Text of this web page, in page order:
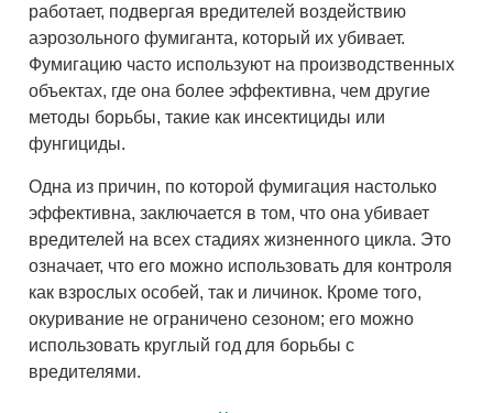
работает, подвергая вредителей воздействию
аэрозольного фумиганта, который их убивает.
Фумигацию часто используют на производственных
объектах, где она более эффективна, чем другие
методы борьбы, такие как инсектициды или
фунгициды.
Одна из причин, по которой фумигация настолько
эффективна, заключается в том, что она убивает
вредителей на всех стадиях жизненного цикла. Это
означает, что его можно использовать для контроля
как взрослых особей, так и личинок. Кроме того,
окуривание не ограничено сезоном; его можно
использовать круглый год для борьбы с
вредителями.